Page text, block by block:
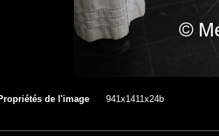
de l'image 941x1411x24b